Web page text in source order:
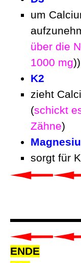
um
über die
1000 mg))
K2
zieht
(schickt
Zähne)
sorgt für
ENDE